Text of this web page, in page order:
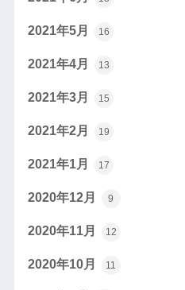
2021年5月 16
2021年4月 13
2021年3月 15
2021年2月 19
2021年1月 17
2020年12月 9
2020年11月 12
2020年10月 11